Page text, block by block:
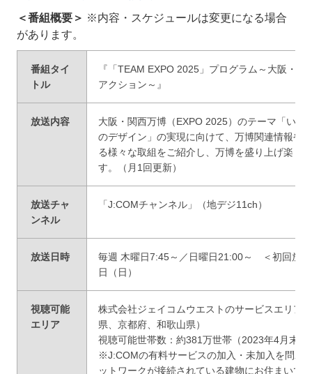
＜番組概要＞ ※内容・スケジュールは変更になる場合
があります。
番組タイ
トル
『「TEAM EXPO 2025」プログラム～大阪・関
アクション～』
放送内容
大阪・関西万博（EXPO 2025）のテーマ「いの
のデザイン」の実現に向けて、万博関連情報や
る様々な取組をご紹介し、万博を盛り上げ楽し
す。（月1回更新）
放送チャ
ンネル
「J:COMチャンネル」（地デジ11ch）
放送日時
毎週 木曜日7:45～／日曜日21:00～ ＜初回放
日（日）
視聴可能
エリア
株式会社ジェイコムウエストのサービスエリア
県、京都府、和歌山県）
視聴可能世帯数：約381万世帯（2023年4月末時
※J:COMの有料サービスの加入・未加入を問わ
ットワークが接続されている建物にお住まいで